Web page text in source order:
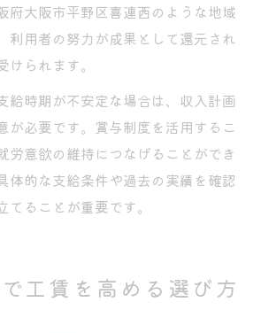
府大阪市平野区喜連西のような地域
利用者の努力が成果として還元され
られます。
給時期が不安定な場合は、収入計画
が必要です。賞与制度を活用するこ
労意欲の維持につなげることができ
体的な支給条件や過去の実績を確認
てることが重要です。
工賃を高める選び方